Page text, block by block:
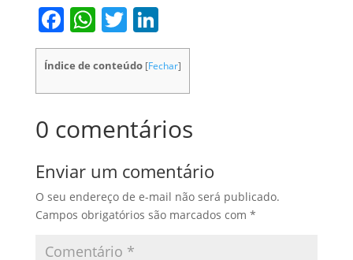
Facebook
WhatsApp
TwitterLinkedIn
Índice de conteúdo [Fechar]
0 comentários
Enviar um comentário
O seu endereço de e-mail não será publicado.
Campos obrigatórios são marcados com *